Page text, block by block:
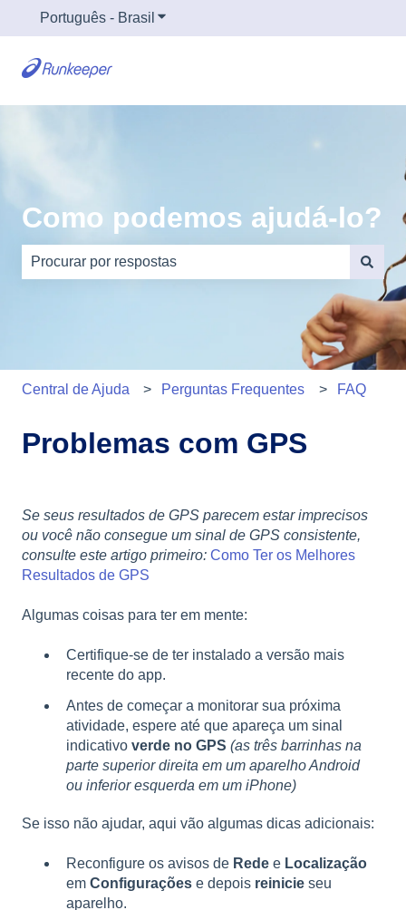
Português - Brasil Mostrar submenu para traduções
Como podemos ajudá-lo?
Não há sugestões porque o campo de pesquisa está
Central de Ajuda Perguntas Frequentes FAQ
Problemas com GPS
Se seus resultados de GPS parecem estar imprecisos
ou você não consegue um sinal de GPS consistente,
consulte este artigo primeiro: Como Ter os Melhores
Resultados de GPS
Algumas coisas para ter em mente:
Certifique-se de ter instalado a versão mais
recente do app.
Antes de começar a monitorar sua próxima
atividade, espere até que apareça um sinal
indicativo verde no GPS (as três barrinhas na
parte superior direita em um aparelho Android
ou inferior esquerda em um iPhone)
Se isso não ajudar, aqui vão algumas dicas adicionais:
Reconfigure os avisos de Rede e Localização
em Configurações e depois reinicie seu
aparelho.